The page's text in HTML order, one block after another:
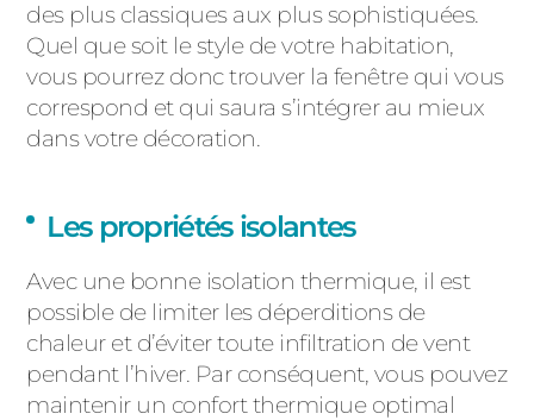
des plus classiques aux plus sophistiquées.
Quel que soit le style de votre habitation,
vous pourrez donc trouver la fenêtre qui vous
correspond et qui saura s’intégrer au mieux
dans votre décoration.
Les propriétés isolantes
Avec une bonne isolation thermique, il est
possible de limiter les déperditions de
chaleur et d’éviter toute infiltration de vent
pendant l’hiver. Par conséquent, vous pouvez
maintenir un confort thermique optimal